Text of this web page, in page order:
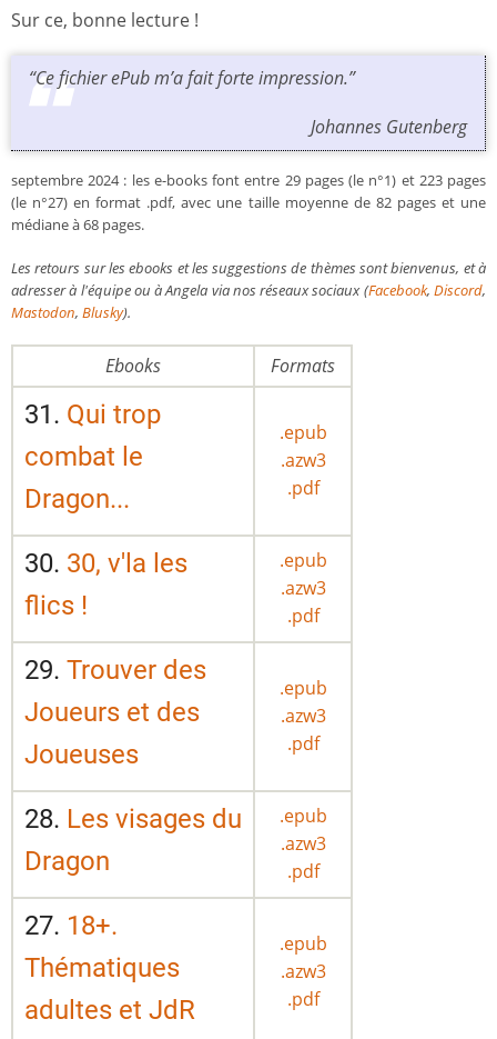
Sur ce, bonne lecture !
“Ce fichier ePub m’a fait forte impression.”
Johannes Gutenberg
septembre 2024 : les e-books font entre 29 pages (le n°1) et 223 pages
(le n°27) en format .pdf, avec une taille moyenne de 82 pages et une
médiane à 68 pages.
Les retours sur les ebooks et les suggestions de thèmes sont bienvenus, et à
adresser à l'équipe ou à Angela via nos réseaux sociaux (Facebook,Discord,
Mastodon, Blusky).
Ebooks Formats
31. Qui trop
combat le
Dragon...
.epub
.azw3
.pdf
30. 30, v'la les
flics !
.epub
.azw3
.pdf
29. Trouver des
Joueurs et des
Joueuses
.epub
.azw3
.pdf
28. Les visages du
Dragon
.epub
.azw3
.pdf
27. 18+.
Thématiques
adultes et JdR
.epub
.azw3
.pdf